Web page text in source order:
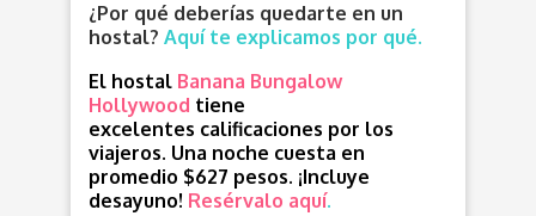
¿Por qué deberías quedarte en un
hostal? Aquí te explicamos por qué.
El hostal Banana Bungalow
Hollywood tiene
excelentes calificaciones por los
viajeros. Una noche cuesta en
promedio $627 pesos. ¡Incluye
desayuno! Resérvalo aquí.